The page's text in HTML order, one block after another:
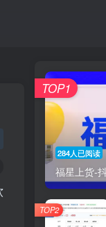
284人已阅读
福星上货-
TOP1
TOP2